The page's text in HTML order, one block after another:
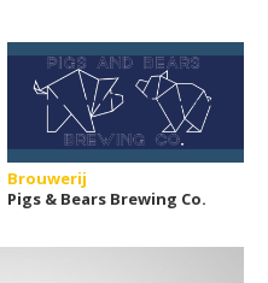
Brouwerij
Pigs & Bears Brewing Co.